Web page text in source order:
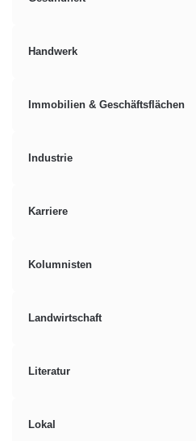
Handwerk
Immobilien & Geschäftsflächen
Industrie
Karriere
Kolumnisten
Landwirtschaft
Literatur
Lokal